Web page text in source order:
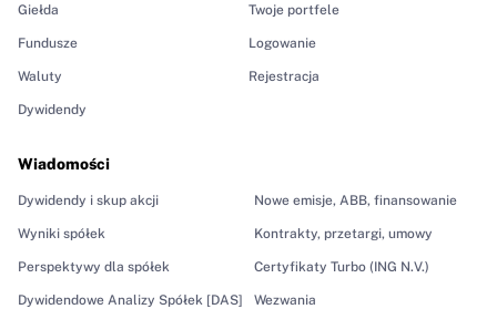
Giełda
Fundusze
Waluty
Dywidendy
Wiadomości
Dywidendy i skup akcji
Wyniki spółek
Perspektywy dla spółek
Dywidendowe Analizy Spółek [DAS]
Nowe emisje, ABB, finansowanie
Kontrakty, przetargi, umowy
Certyfikaty Turbo (ING N.V.)
Wezwania
Twoje portfele
Logowanie
Rejestracja